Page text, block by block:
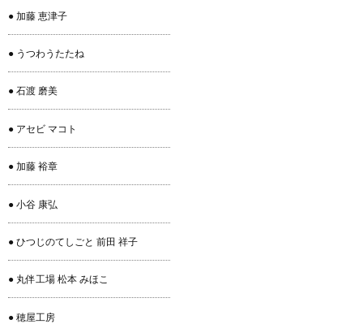
● 加藤 恵津子
● うつわうたたね
● 石渡 磨美
● アセビ マコト
● 加藤 裕章
● 小谷 康弘
● ひつじのてしごと 前田 祥子
● 丸伴工場 松本 みほこ
● 穂屋工房